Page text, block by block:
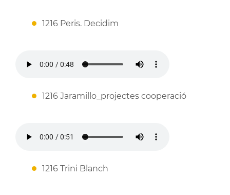
1216 Peris. Decidim
1216 Jaramillo_projectes cooperació
1216 Trini Blanch